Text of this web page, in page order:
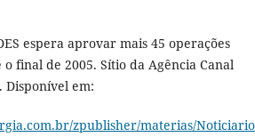
espera aprovar mais 45 operações
final de 2005. Sítio da Agência Canal
Disponível em:
zpublisher/materias/